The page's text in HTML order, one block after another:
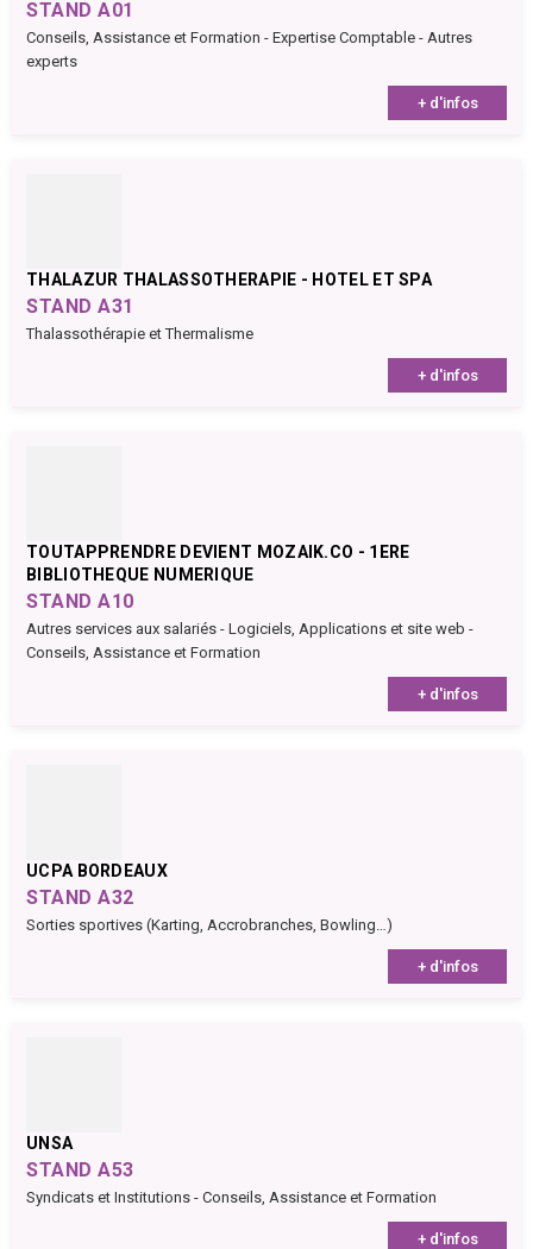
STAND A01
Conseils, Assistance et Formation - Expertise Comptable - Autres
experts
+ d'infos
THALAZUR THALASSOTHERAPIE - HOTEL ET SPA
STAND A31
Thalassothérapie et Thermalisme
+ d'infos
TOUTAPPRENDRE DEVIENT MOZAIK.CO - 1ERE
BIBLIOTHEQUE NUMERIQUE
STAND A10
Autres services aux salariés - Logiciels, Applications et site web -
Conseils, Assistance et Formation
+ d'infos
UCPA BORDEAUX
STAND A32
Sorties sportives (Karting, Accrobranches, Bowling…)
+ d'infos
UNSA
STAND A53
Syndicats et Institutions - Conseils, Assistance et Formation
+ d'infos